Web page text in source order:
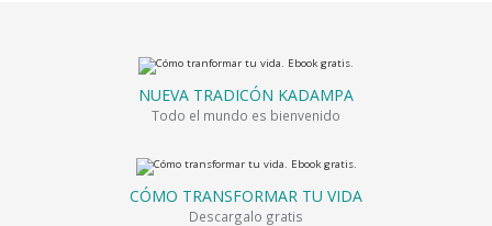
NUEVA TRADICÓN KADAMPA
Todo el mundo es bienvenido
CÓMO TRANSFORMAR TU VIDA
Descargalo gratis